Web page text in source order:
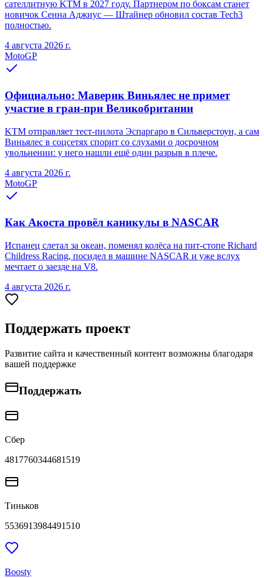
сателлитную KTM в 2027 году. Партнером по боксам станет
новичок Сенна Аджиус — Штайнер обновил состав Tech3
полностью.
4 августа 2026 г.
MotoGP
Официально: Маверик Виньялес не примет
участие в гран-при Великобритании
KTM отправляет тест-пилота Эспаргаро в Сильверстоун, а сам
Виньялес в соцсетях спорит со слухами о досрочном
увольнении: у него нашли ещё один разрыв в плече.
4 августа 2026 г.
MotoGP
Как Акоста провёл каникулы в NASCAR
Испанец слетал за океан, поменял колёса на пит-стопе Richard
Childress Racing, посидел в машине NASCAR и уже вслух
мечтает о заезде на V8.
4 августа 2026 г.
Поддержать проект
Развитие сайта и качественный контент возможны благодаря
вашей поддержке
Поддержать
Сбер
4817760344681519
Тиньков
5536913984491510
Boosty